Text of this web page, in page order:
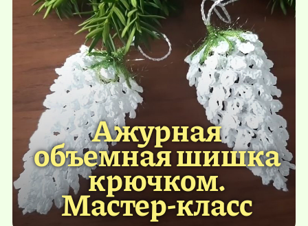
Ажурная
объемная шишка
крючком.
Мастер-класс